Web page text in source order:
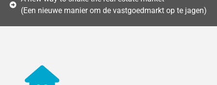
(Een nieuwe manier om de vastgoedmarkt op te jagen)